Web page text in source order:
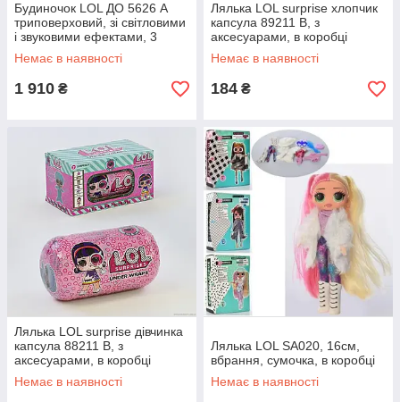
Будиночок LOL ДО 5626 A
триповерховий, зі світловими
і звуковими ефектами, 3
ляльки, на батарейках в
коробці
Немає в наявності
1 910 ₴
Лялька LOL surprise хлопчик
капсула 89211 В, з
аксесуарами, в коробці
Немає в наявності
184 ₴
Лялька LOL surprise дівчинка
капсула 88211 В, з
аксесуарами, в коробці
Немає в наявності
Лялька LOL SA020, 16см,
вбрання, сумочка, в коробці
Немає в наявності